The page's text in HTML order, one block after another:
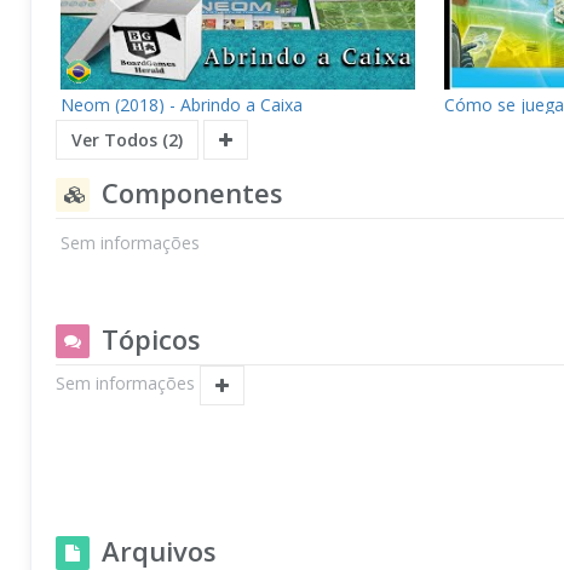
Neom (2018) - Abrindo a Caixa
Cómo se juega
Ver Todos (2)
Componentes
Sem informações
Tópicos
Sem informações
Arquivos